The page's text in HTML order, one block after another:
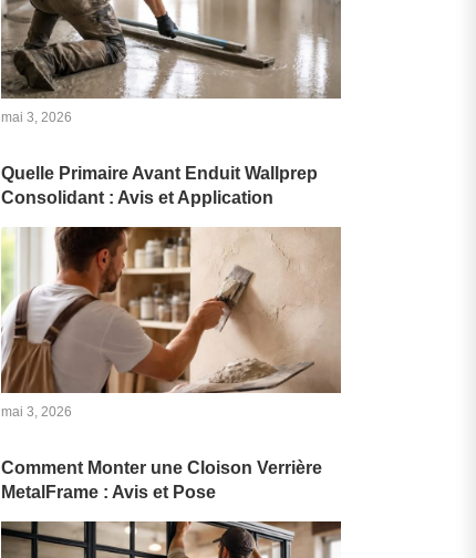
mai 3, 2026
Quelle Primaire Avant Enduit Wallprep
Consolidant : Avis et Application
mai 3, 2026
Comment Monter une Cloison Verrière
MetalFrame : Avis et Pose